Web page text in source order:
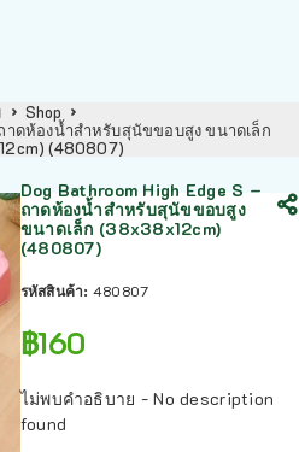
Shop
ถาดห้องน้ำสำหรับสุนัขขอบสูง ขนาดเล็ก
(480807)
Dog Bathroom High Edge S –
ถาดห้องน้ำสำหรับสุนัขขอบสูง
ขนาดเล็ก (38x38x12cm)
(480807)
รหัสสินค้า: 480807
฿160
ไม่พบคำอธิบาย - No description
found